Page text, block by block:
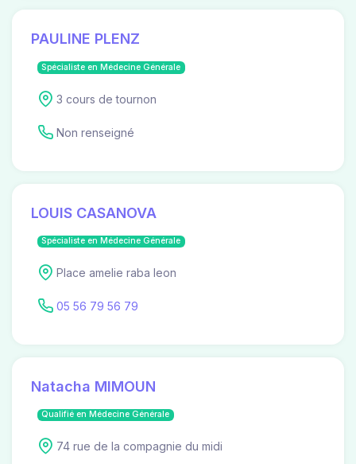
PAULINE PLENZ
Spécialiste en Médecine Générale
3 cours de tournon
Non renseigné
LOUIS CASANOVA
Spécialiste en Médecine Générale
Place amelie raba leon
05 56 79 56 79
Natacha MIMOUN
Qualifié en Médecine Générale
74 rue de la compagnie du midi